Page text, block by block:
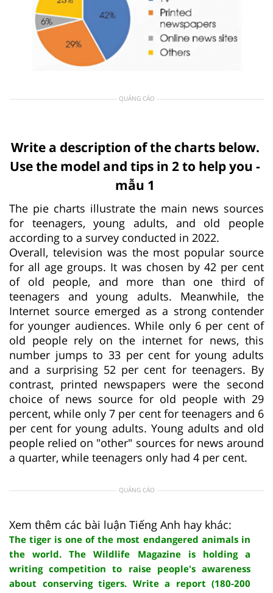
QUẢNG CÁO
Write a description of the charts below.
Use the model and tips in 2 to help you -
mẫu 1
The pie charts illustrate the main news sources
for teenagers, young adults, and old people
according to a survey conducted in 2022.
Overall, television was the most popular source
for all age groups. It was chosen by 42 per cent
of old people, and more than one third of
teenagers and young adults. Meanwhile, the
Internet source emerged as a strong contender
for younger audiences. While only 6 per cent of
old people rely on the internet for news, this
number jumps to 33 per cent for young adults
and a surprising 52 per cent for teenagers. By
contrast, printed newspapers were the second
choice of news source for old people with 29
percent, while only 7 per cent for teenagers and 6
per cent for young adults. Young adults and old
people relied on "other" sources for news around
a quarter, while teenagers only had 4 per cent.
QUẢNG CÁO
Xem thêm các bài luận Tiếng Anh hay khác:
The tiger is one of the most endangered animals in
the world. The Wildlife Magazine is holding a
writing competition to raise people's awareness
about conserving tigers. Write a report (180-200